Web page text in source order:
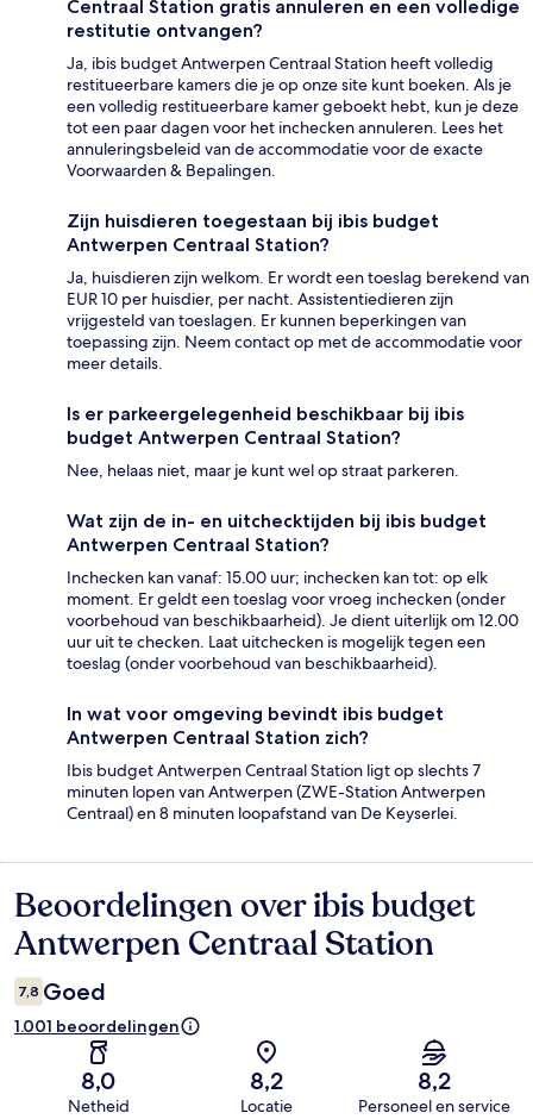
Centraal Station gratis annuleren en een volledige
restitutie ontvangen?
Ja, ibis budget Antwerpen Centraal Station heeft volledig
restitueerbare kamers die je op onze site kunt boeken. Als je
een volledig restitueerbare kamer geboekt hebt, kun je deze
tot een paar dagen voor het inchecken annuleren. Lees het
annuleringsbeleid van de accommodatie voor de exacte
Voorwaarden & Bepalingen.
Zijn huisdieren toegestaan bij ibis budget
Antwerpen Centraal Station?
Ja, huisdieren zijn welkom. Er wordt een toeslag berekend van
EUR 10 per huisdier, per nacht. Assistentiedieren zijn
vrijgesteld van toeslagen. Er kunnen beperkingen van
toepassing zijn. Neem contact op met de accommodatie voor
meer details.
Is er parkeergelegenheid beschikbaar bij ibis
budget Antwerpen Centraal Station?
Nee, helaas niet, maar je kunt wel op straat parkeren.
Wat zijn de in- en uitchecktijden bij ibis budget
Antwerpen Centraal Station?
Inchecken kan vanaf: 15.00 uur; inchecken kan tot: op elk
moment. Er geldt een toeslag voor vroeg inchecken (onder
voorbehoud van beschikbaarheid). Je dient uiterlijk om 12.00
uur uit te checken. Laat uitchecken is mogelijk tegen een
toeslag (onder voorbehoud van beschikbaarheid).
In wat voor omgeving bevindt ibis budget
Antwerpen Centraal Station zich?
Ibis budget Antwerpen Centraal Station ligt op slechts 7
minuten lopen van Antwerpen (ZWE-Station Antwerpen
Centraal) en 8 minuten loopafstand van De Keyserlei.
Beoordelingen
Beoordelingen over ibis budget
Antwerpen Centraal Station
7,8 Goed
1.001 beoordelingen
8,0
Netheid
8,2
Locatie
8,2
Personeel en service